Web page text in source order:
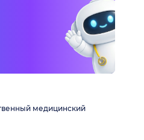
медицинский